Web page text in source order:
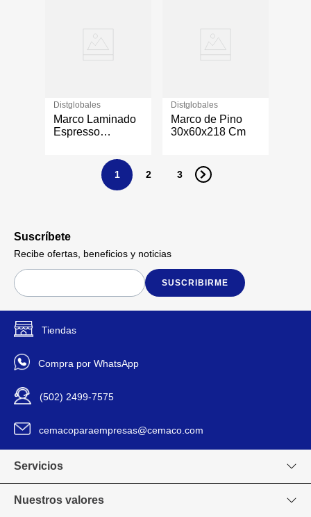
Distglobales
Marco Laminado
Espresso
Distglobales
Marco de Pino
30x60x218 Cm
1 2 3
Suscríbete
Recibe ofertas, beneficios y noticias
SUSCRIBIRME
Tiendas
Compra por WhatsApp
(502) 2499-7575
cemacoparaempresas@cemaco.com
Servicios
Nuestros valores